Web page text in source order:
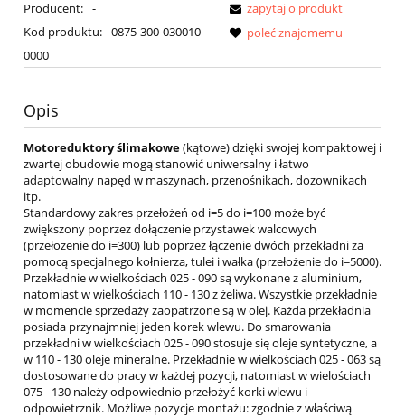
Producent: -
Kod produktu: 0875-300-030010-
0000
zapytaj o produkt
poleć znajomemu
Opis
Motoreduktory ślimakowe(kątowe) dzięki swojej kompaktowej i
zwartej obudowie mogą stanowić uniwersalny i łatwo
adaptowalny napęd w maszynach, przenośnikach, dozownikach
itp.
Standardowy zakres przełożeń od i=5 do i=100 może być
zwiększony poprzez dołączenie przystawek walcowych
(przełożenie do i=300) lub poprzez łączenie dwóch przekładni za
pomocą specjalnego kołnierza, tulei i wałka (przełożenie do i=5000).
Przekładnie w wielkościach 025 - 090 są wykonane z aluminium,
natomiast w wielkościach 110 - 130 z żeliwa. Wszystkie przekładnie
w momencie sprzedaży zaopatrzone są w olej. Każda przekładnia
posiada przynajmniej jeden korek wlewu. Do smarowania
przekładni w wielkościach 025 - 090 stosuje się oleje syntetyczne, a
w 110 - 130 oleje mineralne. Przekładnie w wielkościach 025 - 063 są
dostosowane do pracy w każdej pozycji, natomiast w wielościach
075 - 130 należy odpowiednio przełożyć korki wlewu i
odpowietrznik. Możliwe pozycje montażu: zgodnie z właściwą